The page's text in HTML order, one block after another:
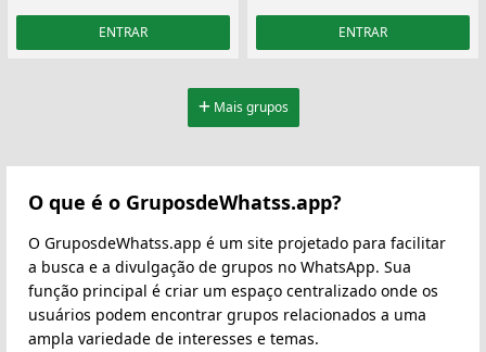
ENTRAR ENTRAR
Mais grupos
O que é o GruposdeWhatss.app?
O GruposdeWhatss.app é um site projetado para facilitar
a busca e a divulgação de grupos no WhatsApp. Sua
função principal é criar um espaço centralizado onde os
usuários podem encontrar grupos relacionados a uma
ampla variedade de interesses e temas.